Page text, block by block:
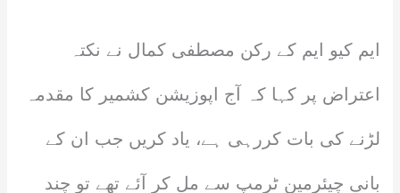
ایم کیو ایم کے رکن مصطفی کمال نے نکتہ
اعتراض پر کہا کہ آج اپوزیشن کشمیر کا مقدمہ
لڑنے کی بات کررہی ہے، یاد کریں جب ان کے
بانی چیئرمین ٹرمپ سے مل کر آئے تھے تو چند